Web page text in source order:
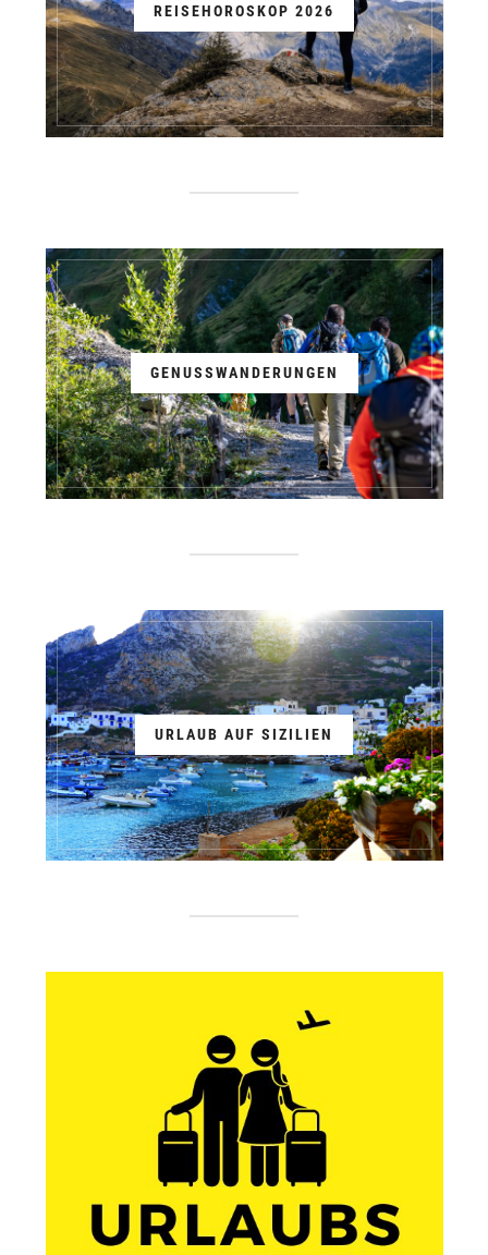
REISEHOROSKOP 2026
GENUSSWANDERUNGEN
URLAUB AUF SIZILIEN